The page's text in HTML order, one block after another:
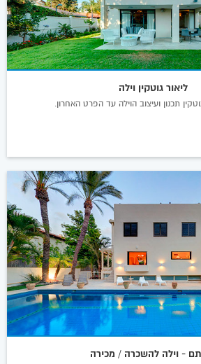
ליאור גוטקין וילה
תכנון ועיצוב הוילה עד הפרט האחרון.
- וילה להשכרה / מכירה